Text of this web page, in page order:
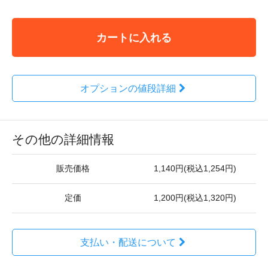
カートに入れる
オプションの値段詳細
その他の詳細情報
販売価格 1,140円(税込1,254円)
定価 1,200円(税込1,320円)
支払い・配送について